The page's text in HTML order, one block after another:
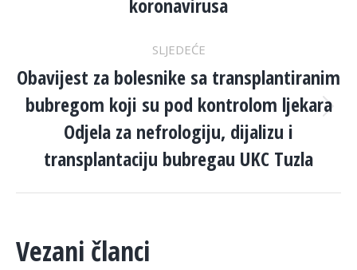
post:
SLJEDEĆE
Next
post:
Obavijest za bolesnike sa transplantiranim
bubregom koji su pod kontrolom ljekara
Odjela za nefrologiju, dijalizu i
transplantaciju bubregau UKC Tuzla
Vezani članci